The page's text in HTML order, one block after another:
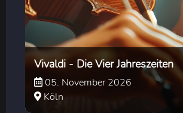
Vivaldi - Die Vier Jahreszeiten
05. November 2026
Köln